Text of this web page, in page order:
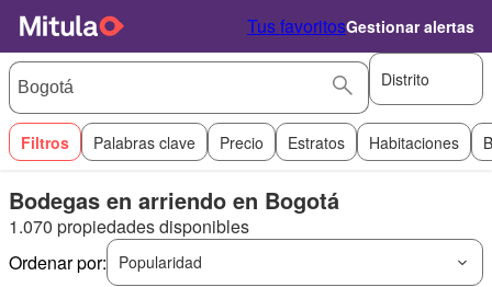
Tus favoritosGestionar alertas
Distrito
Filtros Palabras clave Precio Estratos Habitaciones
Bodegas en arriendo en Bogotá
1.070 propiedades disponibles
Ordenar por:
Popularidad